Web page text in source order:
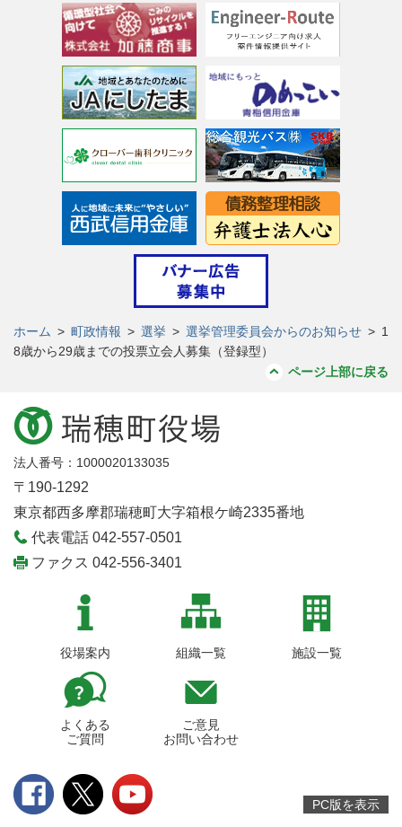
ホーム > 町政情報 > 選挙 > 選挙管理委員会からのお知らせ > 1
8歳から29歳までの投票立会人募集（登録型）
ページ上部に戻る
法人番号：1000020133035
〒190-1292
東京都西多摩郡瑞穂町大字箱根ケ崎2335番地
代表電話 042-557-0501
ファクス 042-556-3401
役場案内 組織一覧 施設一覧
よくある
ご質問
ご意見
お問い合わせ
PC版を表示